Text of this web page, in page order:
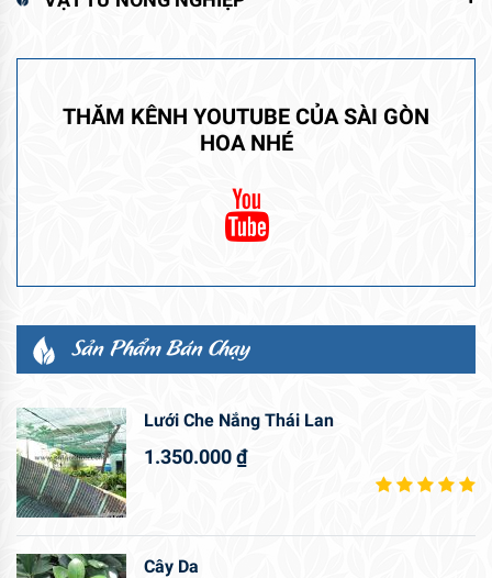
THĂM KÊNH YOUTUBE CỦA SÀI GÒN
HOA NHÉ
Sản Phẩm Bán Chạy
Lưới Che Nắng Thái Lan
1.350.000₫
Cây Da